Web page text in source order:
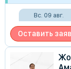
Вс. 09 авг.
Оставить